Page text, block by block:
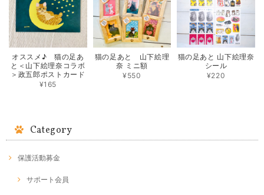
オススメ♪ 猫の足あ
と＜山下絵理奈コラボ
＞政五郎ポストカード
¥165
猫の足あと 山下絵理
奈 ミニ額
¥550
猫の足あと 山下絵理奈
シール
¥220
Category
保護活動募金
サポート会員